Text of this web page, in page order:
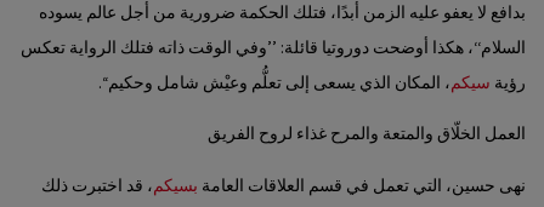
بدافع لا يعفو عليه الزمن أبدًا، فتلك الحكمة ضرورية من أجل عالم يسوده
السلام‘‘، هكذا أوضحت دوروتيا قائلة: ’’وفي الوقت ذاته فتلك الرواية تعكس
رؤية سيكم، المكان الذي يسعى إلى تعلُّم وعيْش شامل وحكيم‘‘.
العمل الخلّاق والمتعة والمرح غذاء لروح الفريق
نهى حسين، التي تعمل في قسم العلاقات العامة بسيكم، قد اختبرت ذلك